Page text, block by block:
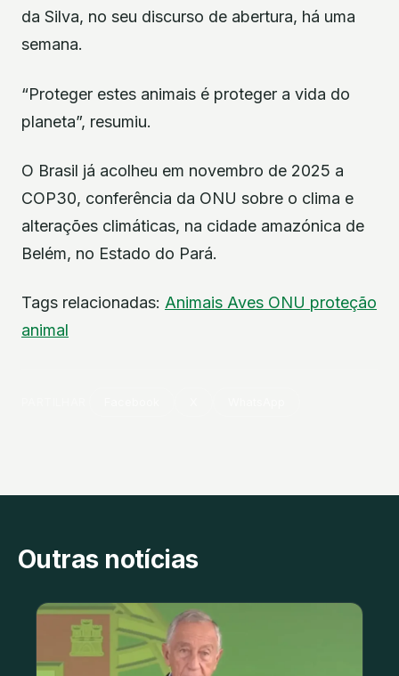
da Silva, no seu discurso de abertura, há uma
semana.
“Proteger estes animais é proteger a vida do
planeta”, resumiu.
O Brasil já acolheu em novembro de 2025 a
COP30, conferência da ONU sobre o clima e
alterações climáticas, na cidade amazónica de
Belém, no Estado do Pará.
Tags relacionadas: Animais Aves ONU proteção
animal
Outras notícias